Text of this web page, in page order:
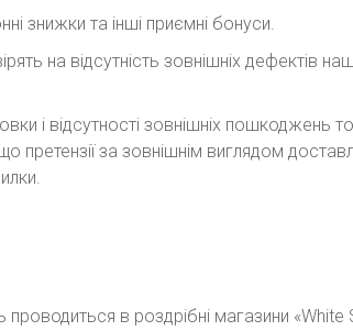
знижки та інші приємні бонуси.
на відсутність зовнішніх дефектів
і відсутності зовнішніх пошкоджень
претензії за зовнішнім виглядом
в роздрібні магазини «White